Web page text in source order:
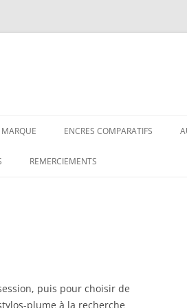
MARQUE ENCRES COMPA­­RA­­TIFS
COMPARATIFS NOIRS
COMPARATIFS MARRONS
REMERCIEMENTS
puis pour choisir de
plume à la recherche